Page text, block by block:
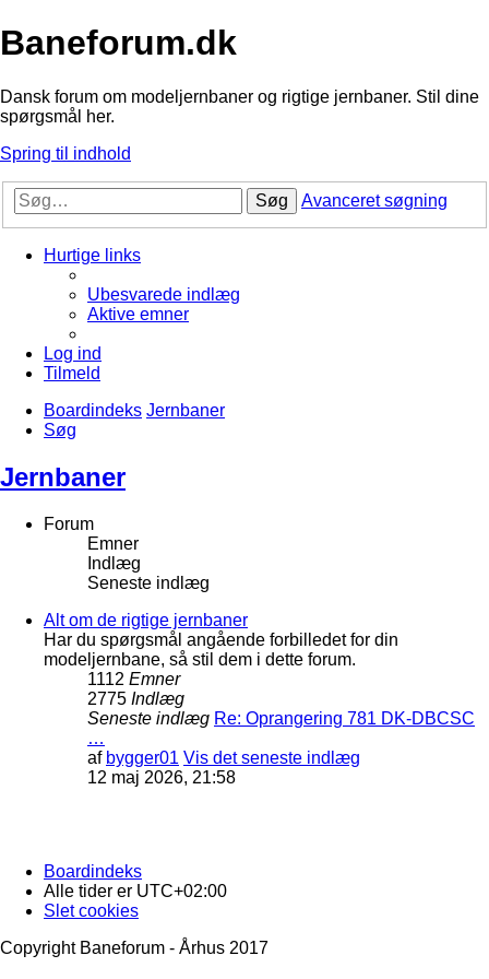
Baneforum.dk
Dansk forum om modeljernbaner og rigtige jernbaner. Stil dine
spørgsmål her.
Spring til indhold
Søg Avanceret søgning
Hurtige links
Ubesvarede indlæg
Aktive emner
Log ind
Tilmeld
Boardindeks Jernbaner
Søg
Jernbaner
Forum
Emner
Indlæg
Seneste indlæg
Alt om de rigtige jernbaner
Har du spørgsmål angående forbilledet for din
modeljernbane, så stil dem i dette forum.
1112 Emner
2775 Indlæg
Seneste indlæg Re: Oprangering 781 DK-DBCSC
…
af bygger01 Vis det seneste indlæg
12 maj 2026, 21:58
Boardindeks
Alle tider er UTC+02:00
Slet cookies
Copyright Baneforum - Århus 2017